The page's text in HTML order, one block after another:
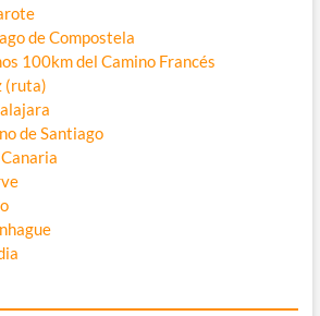
de Compostela
100km del Camino Francés
(ruta)
de Santiago